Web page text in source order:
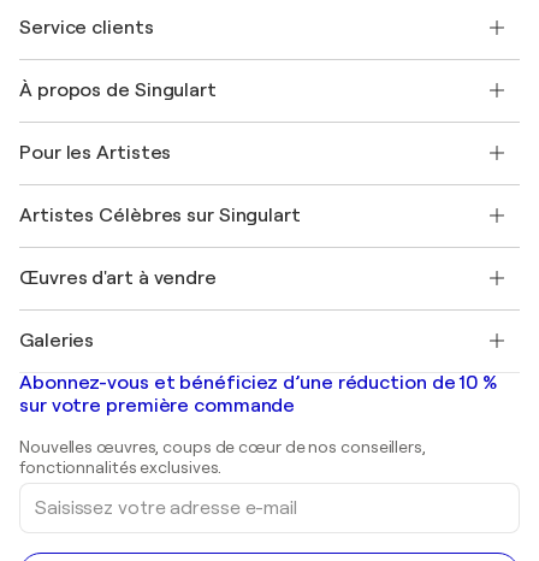
Service clients
Expédition
Offrir une carte cadeau
Rejoignez notre programme commercial
Mon compte
+33 1 76 44 06 42
À propos de Singulart
FAQ
Magazine Singulart
Emplois
Découvrez une sélection d'art original
Pour les Artistes
Se connecter en tant qu'Artiste
Artistes Célèbres sur Singulart
Marc Chagall
Banksy
Mr. Brainwash
Shepard Fairey
Œuvres d'art à vendre
Tableaux abstraits à vendre
Peintures de paysage
Estampes
Peintures acryliques
Galeries
Galeries d'art en France
Galeries d'art en Belgique
Abonnez-vous et bénéficiez d’une réduction de 10 %
sur votre première commande
Nouvelles œuvres, coups de cœur de nos conseillers,
fonctionnalités exclusives.
Saisissez
votre
adresse
e-